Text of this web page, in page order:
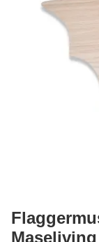
Maseliving